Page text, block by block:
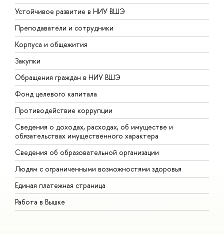
Устойчивое развитие в НИУ ВШЭ
Преподаватели и сотрудники
Корпуса и общежития
Закупки
Обращения граждан в НИУ ВШЭ
Фонд целевого капитала
Противодействие коррупции
Сведения о доходах, расходах, об имуществе и
обязательствах имущественного характера
Сведения об образовательной организации
Людям с ограниченными возможностями здоровья
Единая платежная страница
Работа в Вышке